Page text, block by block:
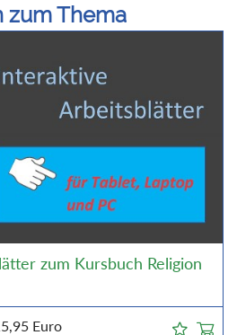
zum Thema
zum Kursbuch Religion
Euro